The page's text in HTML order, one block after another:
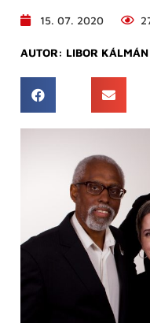
15. 07. 2020
AUTOR: LIBOR KÁLMÁN